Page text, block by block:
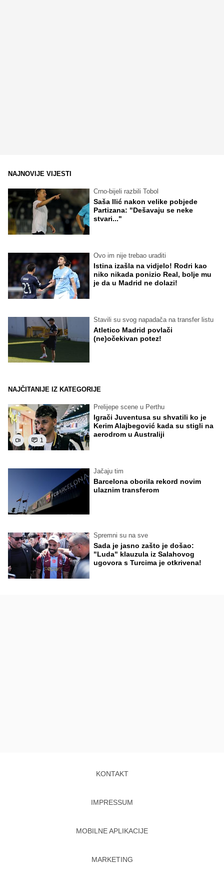
NAJNOVIJE VIJESTI
Crno-bijeli razbili Tobol
Saša Ilić nakon velike pobjede
Partizana: "Dešavaju se neke
stvari..."
Ovo im nije trebao uraditi
Istina izašla na vidjelo! Rodri kao
niko nikada ponizio Real, bolje mu
je da u Madrid ne dolazi!
Stavili su svog napadača na transfer listu
Atletico Madrid povlači
(ne)očekivan potez!
NAJČITANIJE IZ KATEGORIJE
1
Prelijepe scene u Perthu
Igrači Juventusa su shvatili ko je
Kerim Alajbegović kada su stigli na
aerodrom u Australiji
Jačaju tim
Barcelona oborila rekord novim
ulaznim transferom
Spremni su na sve
Sada je jasno zašto je došao:
"Luda" klauzula iz Salahovog
ugovora s Turcima je otkrivena!
KONTAKT
IMPRESSUM
MOBILNE APLIKACIJE
MARKETING